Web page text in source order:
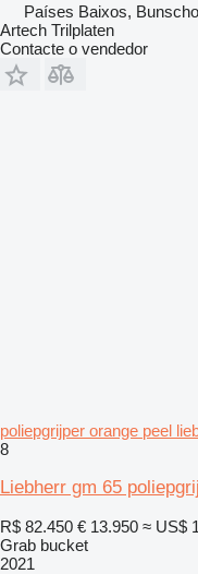
Países Baixos,
Artech Trilplaten
Contacte o vendedor
poliepgrijper orange peel
8
Liebherr gm 65
R$ 82.450 € 13.950 ≈ US$
Grab bucket
2021